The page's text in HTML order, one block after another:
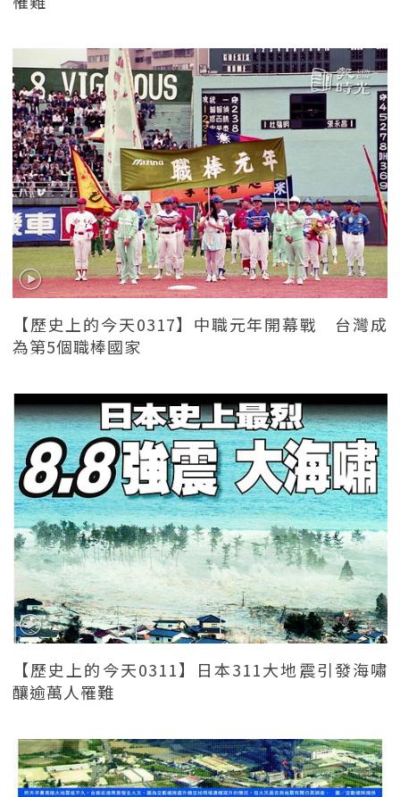
【歷史上的今天0317】中職元年開幕戰 台灣成
為第5個職棒國家
【歷史上的今天0311】日本311大地震引發海嘯
釀逾萬人罹難